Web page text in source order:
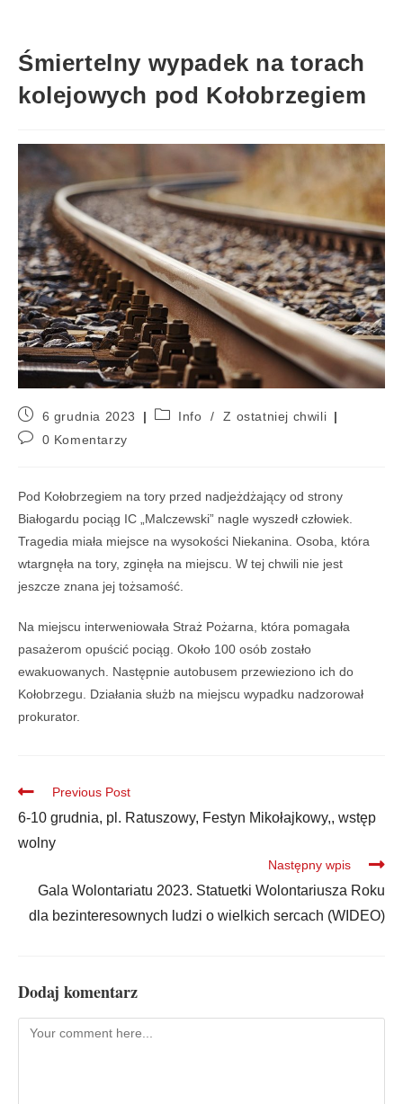
Śmiertelny wypadek na torach
kolejowych pod Kołobrzegiem
6 grudnia 2023 Info /
Z ostatniej chwili
0 Komentarzy
Pod Kołobrzegiem na tory przed nadjeżdżający od strony
Białogardu pociąg IC „Malczewski” nagle wyszedł człowiek.
Tragedia miała miejsce na wysokości Niekanina. Osoba, która
wtargnęła na tory, zginęła na miejscu. W tej chwili nie jest
jeszcze znana jej tożsamość.
Na miejscu interweniowała Straż Pożarna, która pomagała
pasażerom opuścić pociąg. Około 100 osób zostało
ewakuowanych. Następnie autobusem przewieziono ich do
Kołobrzegu. Działania służb na miejscu wypadku nadzorował
prokurator.
Previous Post
6-10 grudnia, pl. Ratuszowy, Festyn Mikołajkowy,, wstęp
wolny
Następny wpis
Gala Wolontariatu 2023. Statuetki Wolontariusza Roku
dla bezinteresownych ludzi o wielkich sercach (WIDEO)
Dodaj komentarz